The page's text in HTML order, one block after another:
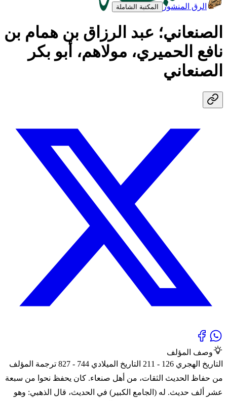
الرق المنشور المكتبة الشاملة
الصنعاني؛ عبد الرزاق بن همام بن
نافع الحميري، مولاهم، أبو بكر
الصنعاني
وصف المؤلف
التاريخ الهجري 126 - 211 التاريخ الميلادي 744 - 827 ترجمة المؤلف
من حفاظ الحديث الثقات، من أهل صنعاء. كان يحفظ نحوا من سبعة
عشر ألف حديث. له (الجامع الكبير) في الحديث، قال الذهبي: وهو